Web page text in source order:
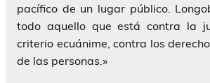
pacífico de un lugar público.
todo aquello que está contra la
criterio ecuánime, contra los
de las personas.»